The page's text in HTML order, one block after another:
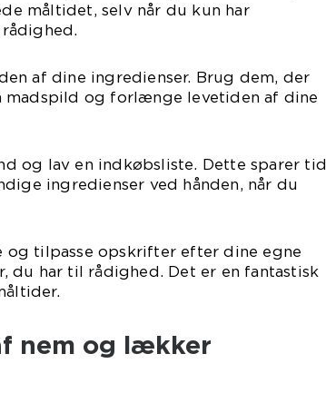
måltidet, selv når du kun har
af dine ingredienser. Brug dem, der
og forlænge levetiden af dine
og lav en indkøbsliste. Dette sparer tid
ingredienser ved hånden, når du
og tilpasse opskrifter efter dine egne
du har til rådighed. Det er en fantastisk
nem og lækker